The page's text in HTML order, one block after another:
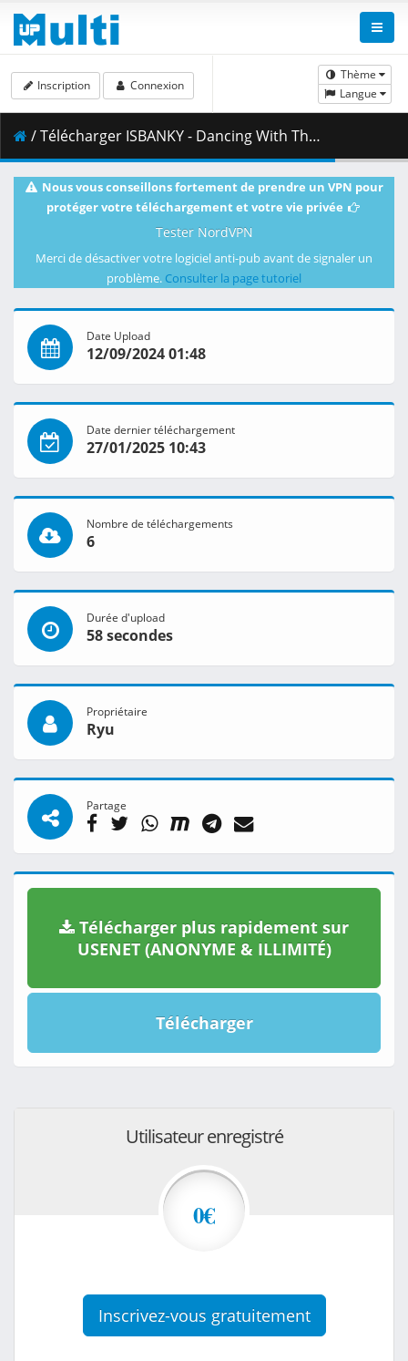
Thème
Langue
Inscription Connexion
/ Télécharger ISBANKY - Dancing With The Devil OST. Big Dragon The Series.mp4 ( 133.46 MB )
Nous vous conseillons fortement de prendre un VPN pour
protéger votre téléchargement et votre vie privée
Tester NordVPN
Merci de désactiver votre logiciel anti-pub avant de signaler un
problème. Consulter la page tutoriel
Date Upload
12/09/2024 01:48
Date dernier téléchargement
27/01/2025 10:43
Nombre de téléchargements
6
Durée d'upload
58 secondes
Propriétaire
Ryu
Partage
Télécharger plus rapidement sur
USENET (ANONYME & ILLIMITÉ)
Télécharger
Utilisateur enregistré
0€
Inscrivez-vous gratuitement